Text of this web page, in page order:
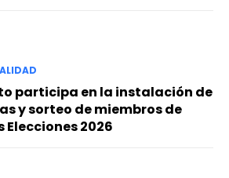
participa en la instalación de
y sorteo de miembros de
Elecciones 2026